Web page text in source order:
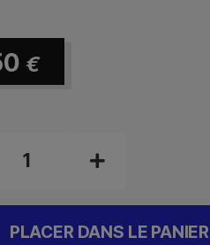
€
PLACER DANS LE PANIER